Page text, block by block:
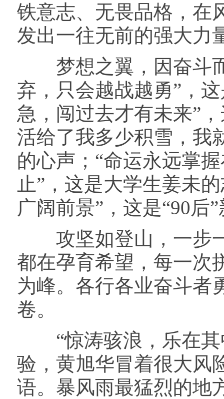
铁意志、无畏品格，在
发出一往无前的强大力
梦想之翼，因奋斗而
弃，只会越战越勇”，
急，闯过去才有未来”
活给了我多少积雪，我
的心声；“命运永远掌
止”，这是大学生姜未
广阔前景”，这是“90
攻坚如登山，一步一
都在孕育希望，每一次
为峰。各行各业奋斗者
卷。
“惊涛骇浪，乐在其
验，黄旭华冒着很大风
语。暴风雨最猛烈的地